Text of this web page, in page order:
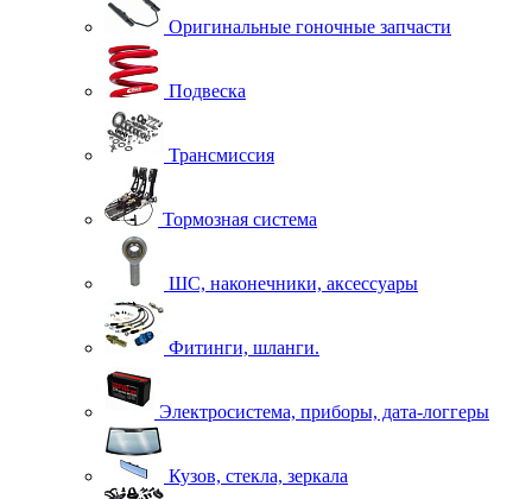
Оригинальные гоночные запчасти
Подвеска
Трансмиссия
Тормозная система
ШС, наконечники, аксессуары
Фитинги, шланги.
Электросистема, приборы, дата-логгеры
Кузов, стекла, зеркала